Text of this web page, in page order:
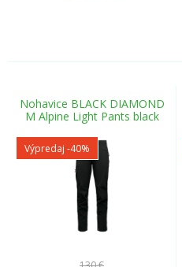
Nohavice BLACK DIAMOND
M Alpine Light Pants black
Výpredaj -40%